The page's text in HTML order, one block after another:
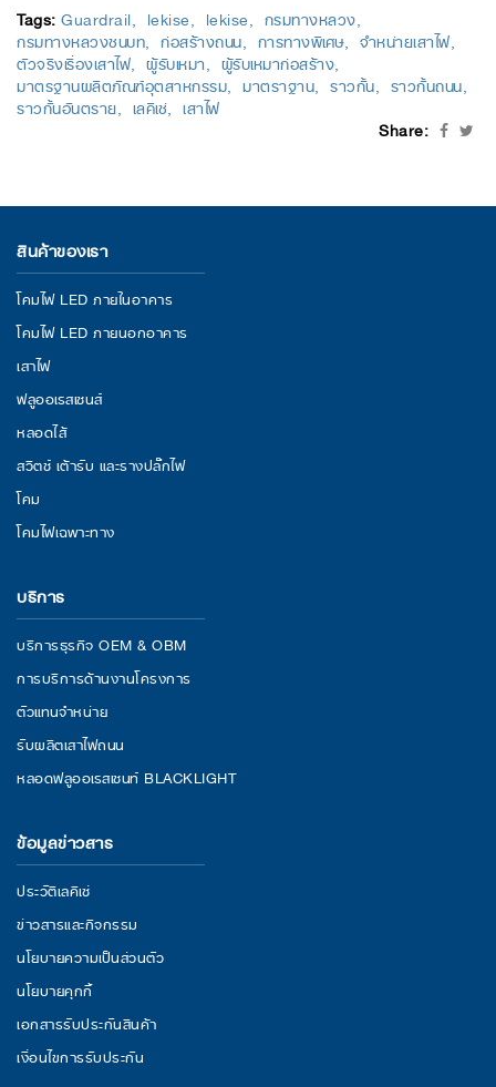
Tags:Guardrail lekise lekise กรมทางหลวง
กรมทางหลวงชนบท ก่อสร้างถนน การทางพิเศษ จำหน่ายเสาไฟ
ตัวจริงเรื่องเสาไฟ ผู้รับเหมา ผู้รับเหมาก่อสร้าง
มาตรฐานผลิตภัณฑ์อุตสาหกรรม มาตราฐาน ราวกั้น ราวกั้นถนน
ราวกั้นอันตราย เลคิเซ่ เสาไฟ
Share:
สินค้าของเรา
โคมไฟ LED ภายในอาคาร
โคมไฟ LED ภายนอกอาคาร
เสาไฟ
ฟลูออเรสเซนส์
หลอดไส้
สวิตช์ เต้ารับ และรางปลั๊กไฟ
โคม
โคมไฟเฉพาะทาง
บริการ
บริการธุรกิจ OEM & OBM
การบริการด้านงานโครงการ
ตัวแทนจำหน่าย
รับผลิตเสาไฟถนน
หลอดฟลูออเรสเซนท์ BLACKLIGHT
ข้อมูลข่าวสาร
ประวัติเลคิเซ่
ข่าวสารและกิจกรรม
นโยบายความเป็นส่วนตัว
นโยบายคุกกี้
เอกสารรับประกันสินค้า
เงื่อนไขการรับประกัน